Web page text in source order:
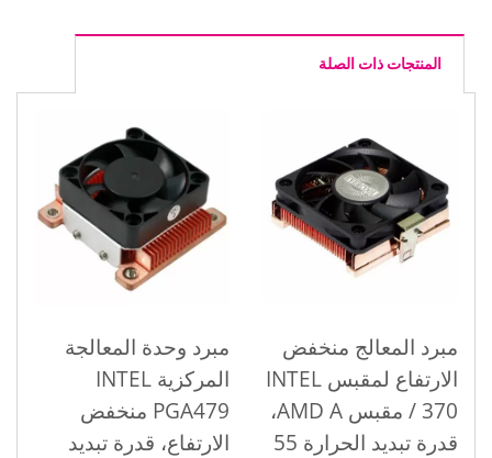
المنتجات ذات الصلة
مبرد المعالج منخفض
الارتفاع لمقبس INTEL
370 / مقبس AMD A،
قدرة تبديد الحرارة 55
مبرد وحدة المعالجة
المركزية INTEL
PGA479 منخفض
الارتفاع، قدرة تبديد